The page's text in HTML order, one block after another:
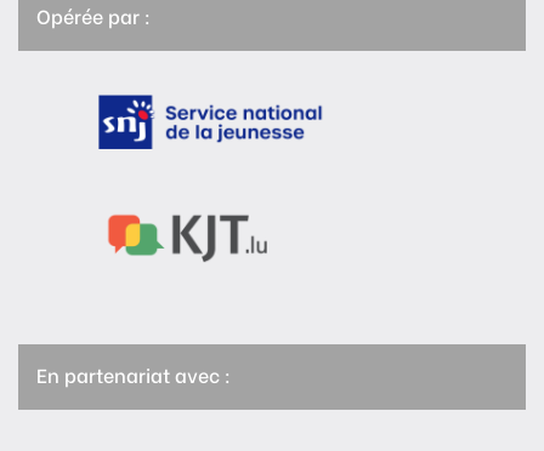
Opérée par :
En partenariat avec :